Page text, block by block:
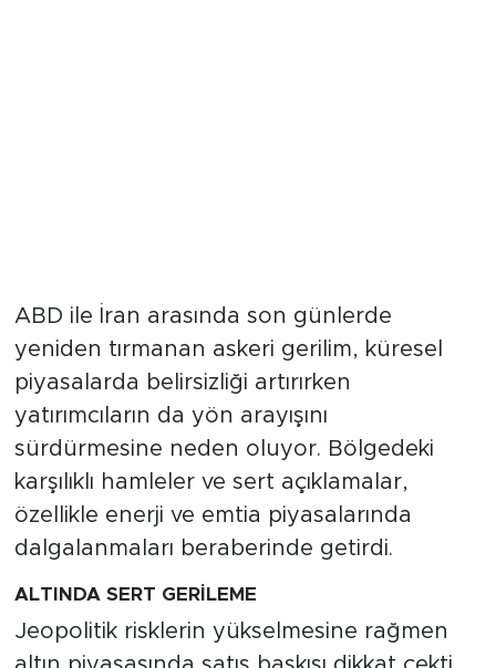
ABD ile İran arasında son günlerde
yeniden tırmanan askeri gerilim, küresel
piyasalarda belirsizliği artırırken
yatırımcıların da yön arayışını
sürdürmesine neden oluyor. Bölgedeki
karşılıklı hamleler ve sert açıklamalar,
özellikle enerji ve emtia piyasalarında
dalgalanmaları beraberinde getirdi.
ALTINDA SERT GERİLEME
Jeopolitik risklerin yükselmesine rağmen